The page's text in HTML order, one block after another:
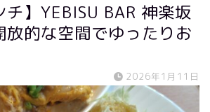
チ】YEBISU BAR 神楽坂
放的な空間でゆったりお
2026年1月11日